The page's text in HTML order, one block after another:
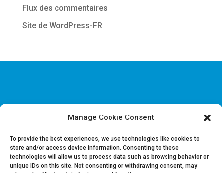
Manage Cookie Consent
To provide the best experiences, we use technologies like cookies to
store and/or access device information. Consenting to these
technologies will allow us to process data such as browsing behavior or
unique IDs on this site. Not consenting or withdrawing consent, may
Flux des commentaires
Site de WordPress-FR
Disclaimer & Informations juridiques
Offres d’emploi
Contactez-nous